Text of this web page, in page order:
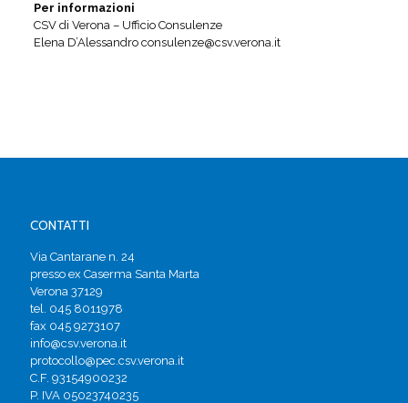
Per informazioni
CSV di Verona – Ufficio Consulenze
Elena D’Alessandro consulenze@csv.verona.it
CONTATTI
Via Cantarane n. 24
presso ex Caserma Santa Marta
Verona 37129
tel. 045 8011978
fax 045 9273107
info@csv.verona.it
protocollo@pec.csv.verona.it
C.F. 93154900232
P. IVA 05023740235